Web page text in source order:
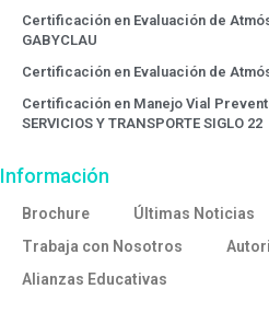
Certificación en Evaluación de
GABYCLAU
Certificación en Evaluación de
Certificación en Manejo Vial
SERVICIOS Y TRANSPORTE SIGLO 22
Información
Brochure
Últimas Noticias
Trabaja con Nosotros
Alianzas Educativas